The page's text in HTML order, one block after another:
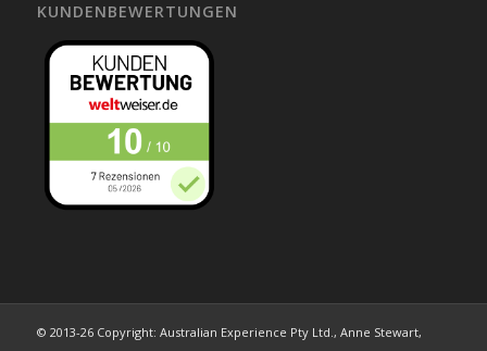
KUNDENBEWERTUNGEN
© 2013-26 Copyright: Australian Experience Pty Ltd., Anne Stewart,